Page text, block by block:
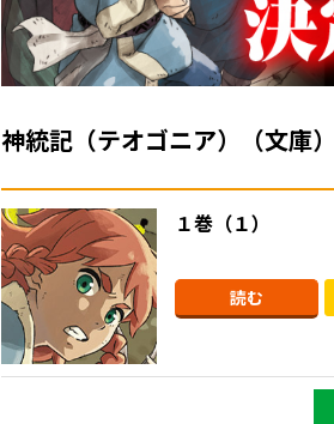
神統記（テオゴニア）（文庫）
１巻（１）
読む